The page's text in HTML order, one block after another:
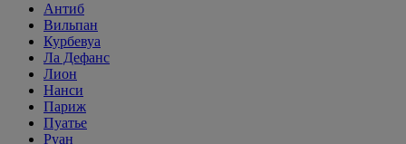
Антиб
Вильпан
Курбевуа
Ла Дефанс
Лион
Нанси
Париж
Пуатье
Руан